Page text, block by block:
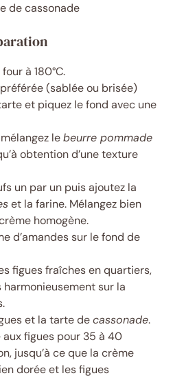
de cassonade
à 180°C.
(sablée ou brisée)
et piquez le fond avec une
lebeurre pommade
obtention d’une texture
un par un puis ajoutez la
et la farine. Mélangez bien
homogène.
d’amandes sur le fond de
figues fraîches en quartiers,
sur la
et la tarte decassonade.
aux figues pour 35 à 40
jusqu’à ce que la crème
dorée et les figues